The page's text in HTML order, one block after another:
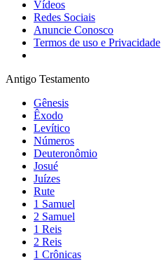
Vídeos
Redes Sociais
Anuncie Conosco
Termos de uso e Privacidade
Antigo Testamento
Gênesis
Êxodo
Levítico
Números
Deuteronômio
Josué
Juízes
Rute
1 Samuel
2 Samuel
1 Reis
2 Reis
1 Crônicas